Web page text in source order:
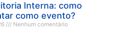
Interna: como
como evento?
Nenhum comentário